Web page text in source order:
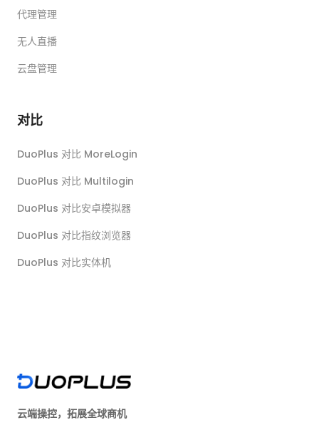
代理管理
无人直播
云盘管理
对比
DuoPlus 对比 MoreLogin
DuoPlus 对比 Multilogin
DuoPlus 对比安卓模拟器
DuoPlus 对比指纹浏览器
DuoPlus 对比实体机
云端操控，拓展全球商机